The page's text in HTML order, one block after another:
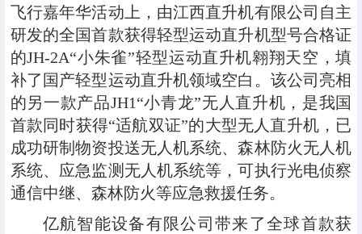
飞行嘉年华活动上，由江西直升机有限公司自主
研发的全国首款获得轻型运动直升机型号合格证
的JH-2A“小朱雀”轻型运动直升机翱翔天空，填
补了国产轻型运动直升机领域空白。该公司亮相
的另一款产品JH1“小青龙”无人直升机，是我国
首款同时获得“适航双证”的大型无人直升机，已
成功研制物资投送无人机系统、森林防火无人机
系统、应急监测无人机系统等，可执行光电侦察
通信中继、森林防火等应急救援任务。
亿航智能设备有限公司带来了全球首款获